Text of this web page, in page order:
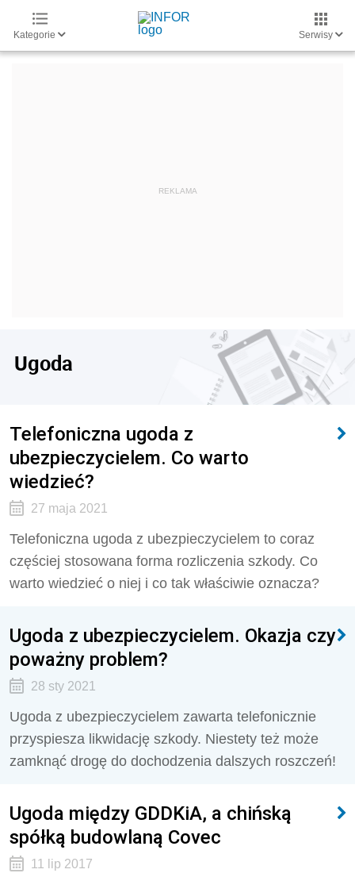
Kategorie Serwisy
Ugoda
Telefoniczna ugoda z
ubezpieczycielem. Co warto
wiedzieć?
27 maja 2021
Telefoniczna ugoda z ubezpieczycielem to coraz
częściej stosowana forma rozliczenia szkody. Co
warto wiedzieć o niej i co tak właściwie oznacza?
Ugoda z ubezpieczycielem. Okazja czy
poważny problem?
28 sty 2021
Ugoda z ubezpieczycielem zawarta telefonicznie
przyspiesza likwidację szkody. Niestety też może
zamknąć drogę do dochodzenia dalszych roszczeń!
Ugoda między GDDKiA, a chińską
spółką budowlaną Covec
11 lip 2017